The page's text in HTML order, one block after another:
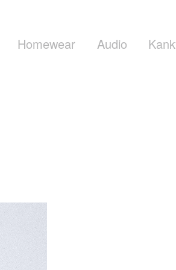
Homewear Audio